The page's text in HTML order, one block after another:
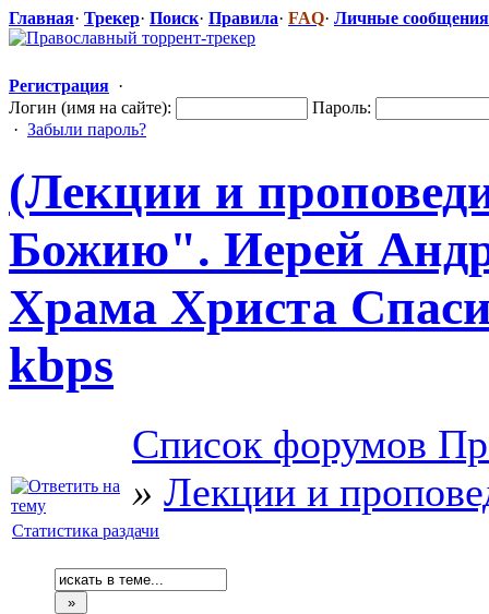
Главная· Трекер· Поиск· Правила· FAQ· Личные сообщения
Регистрация ·
Логин (имя на сайте):
Пароль:
· Забыли пароль?
(Лекции и
Божию". Иерей
Храма Христа
kbps
Список форумов
» Лекции и
Статистика раздачи